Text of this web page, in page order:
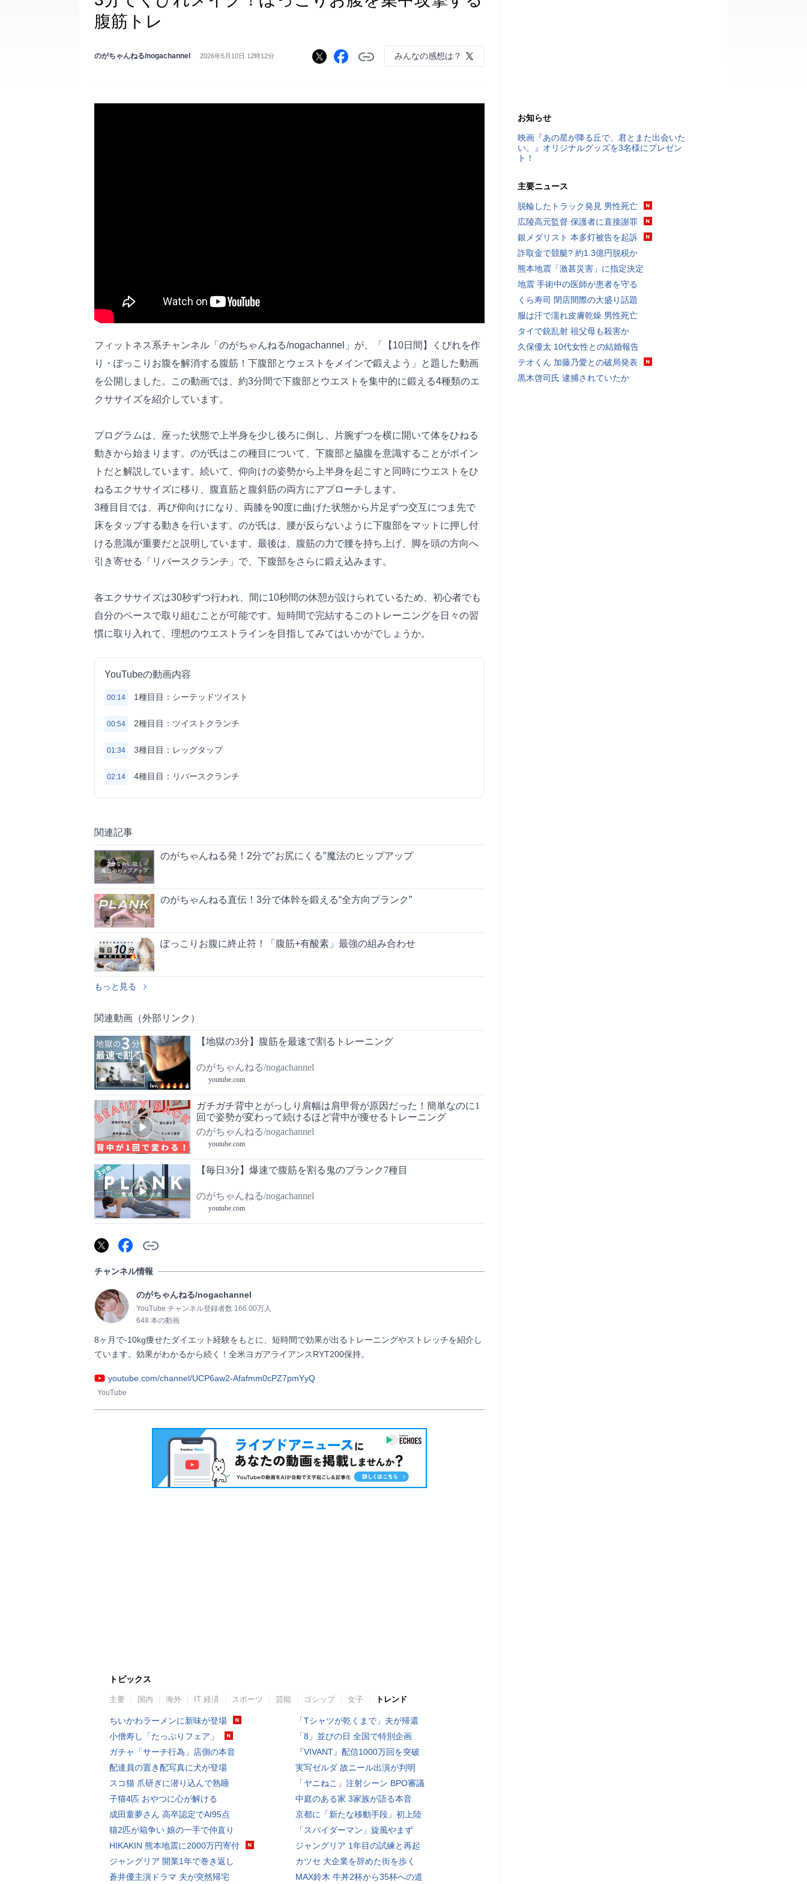
腹筋トレ
のがちゃんねる/nogachannel 2026年5月10日 12時12分 みんなの感想は？
フィットネス系チャンネル「のがちゃんねる/nogachannel」が、「【10日間】くびれを作
り・ぽっこりお腹を解消する腹筋！下腹部とウェストをメインで鍛えよう」と題した動画
を公開しました。この動画では、約3分間で下腹部とウエストを集中的に鍛える4種類のエ
クササイズを紹介しています。
プログラムは、座った状態で上半身を少し後ろに倒し、片腕ずつを横に開いて体をひねる
動きから始まります。のが氏はこの種目について、下腹部と脇腹を意識することがポイン
トだと解説しています。続いて、仰向けの姿勢から上半身を起こすと同時にウエストをひ
ねるエクササイズに移り、腹直筋と腹斜筋の両方にアプローチします。
3種目目では、再び仰向けになり、両膝を90度に曲げた状態から片足ずつ交互につま先で
床をタップする動きを行います。のが氏は、腰が反らないように下腹部をマットに押し付
ける意識が重要だと説明しています。最後は、腹筋の力で腰を持ち上げ、脚を頭の方向へ
引き寄せる「リバースクランチ」で、下腹部をさらに鍛え込みます。
各エクササイズは30秒ずつ行われ、間に10秒間の休憩が設けられているため、初心者でも
自分のペースで取り組むことが可能です。短時間で完結するこのトレーニングを日々の習
慣に取り入れて、理想のウエストラインを目指してみてはいかがでしょうか。
YouTubeの動画内容
00:14 1種目目：シーテッドツイスト
00:54 2種目目：ツイストクランチ
01:34 3種目目：レッグタップ
02:14 4種目目：リバースクランチ
関連記事
のがちゃんねる発！2分で″お尻にくる″魔法のヒップアップ
のがちゃんねる直伝！3分で体幹を鍛える“全方向プランク”
ぽっこりお腹に終止符！「腹筋+有酸素」最強の組み合わせ
もっと見る
関連動画（外部リンク）
【地獄の3分】腹筋を最速で割るトレーニング
のがちゃんねる/nogachannel
youtube.com
ガチガチ背中とがっしり肩幅は肩甲骨が原因だった！簡単なのに1
回で姿勢が変わって続けるほど背中が痩せるトレーニング
のがちゃんねる/nogachannel
youtube.com
【毎日3分】爆速で腹筋を割る鬼のプランク7種目
のがちゃんねる/nogachannel
youtube.com
チャンネル情報
のがちゃんねる/nogachannel
YouTube チャンネル登録者数 166.00万人
648 本の動画
8ヶ月で-10kg痩せたダイエット経験をもとに、短時間で効果が出るトレーニングやストレッチを紹介し
ています。効果がわかるから続く！全米ヨガアライアンスRYT200保持。
youtube.com/channel/UCP6aw2-Afafmm0cPZ7pmYyQ
YouTube
トピックス
主要 国内 海外 IT 経済 スポーツ 芸能 ゴシップ 女子 トレンド
ちいかわラーメンに新味が登場
小僧寿し「たっぷりフェア」
ガチャ「サーチ行為」店側の本音
配達員の置き配写真に犬が登場
スコ猫 爪研ぎに潜り込んで熟睡
子猫4匹 おやつに心が解ける
成田童夢さん 高卒認定でAI95点
猫2匹が箱争い 娘の一手で仲直り
HIKAKIN 熊本地震に2000万円寄付
ジャングリア 開業1年で巻き返し
蒼井優主演ドラマ 夫が突然帰宅
「Tシャツが乾くまで」夫が帰還
「8」並びの日 全国で特別企画
『VIVANT』配信1000万回を突破
実写ゼルダ 故ニール出演が判明
「ヤニねこ」注射シーン BPO審議
中庭のある家 3家族が語る本音
京都に「新たな移動手段」初上陸
「スパイダーマン」旋風やまず
ジャングリア 1年目の試練と再起
カツセ 大企業を辞めた街を歩く
MAX鈴木 牛丼2杯から35杯への道
お知らせ
映画『あの星が降る丘で、君とまた出会いた
い。』オリジナルグッズを3名様にプレゼン
ト！
主要ニュース
脱輪したトラック発見 男性死亡
広陵高元監督 保護者に直接謝罪
銀メダリスト 本多灯被告を起訴
詐取金で競艇? 約1.3億円脱税か
熊本地震「激甚災害」に指定決定
地震 手術中の医師が患者を守る
くら寿司 閉店間際の大盛り話題
服は汗で濡れ皮膚乾燥 男性死亡
タイで銃乱射 祖父母も殺害か
久保優太 10代女性との結婚報告
テオくん 加藤乃愛との破局発表
黒木啓司氏 逮捕されていたか